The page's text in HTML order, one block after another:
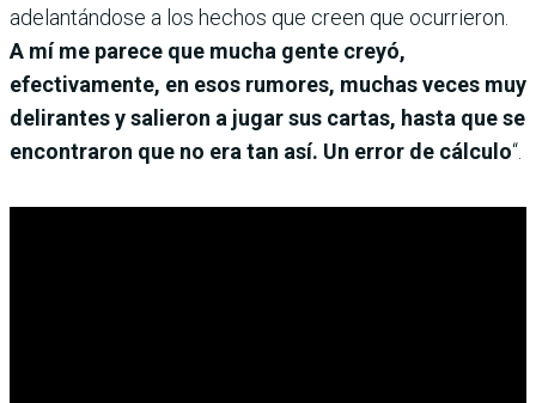
adelantándose a los hechos que creen que ocurrieron.
A mí me parece que mucha gente creyó,
efectivamente, en esos rumores, muchas veces muy
delirantes y salieron a jugar sus cartas, hasta que se
encontraron que no era tan así. Un error de cálculo“.